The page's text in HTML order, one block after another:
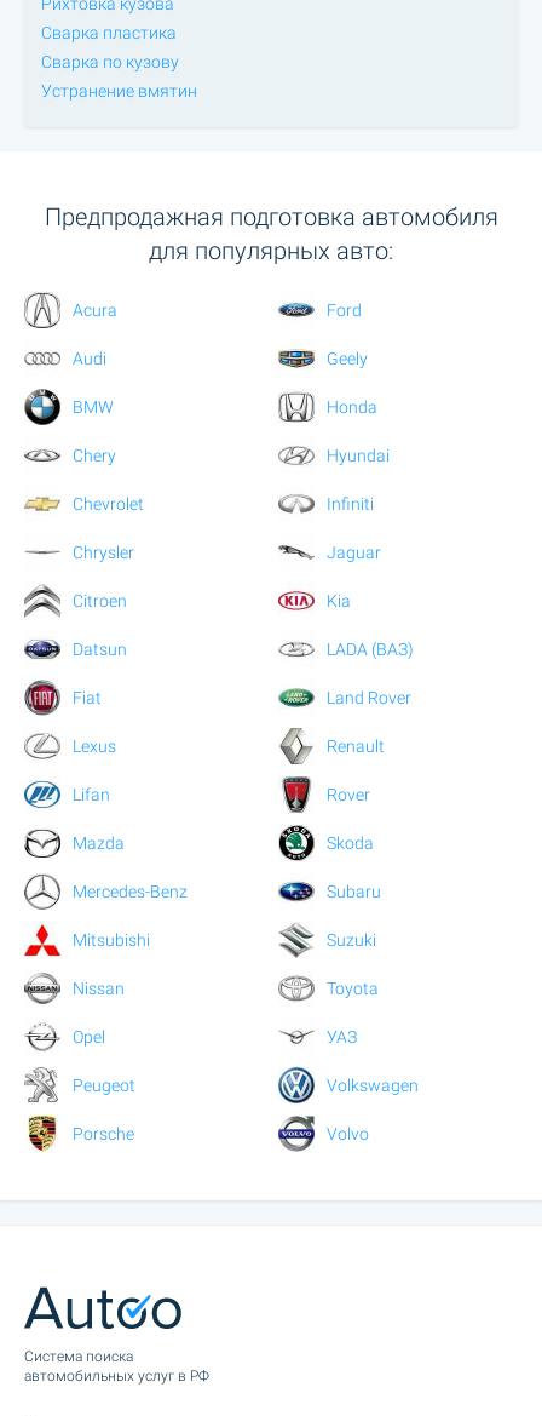
Сварка пластика
Сварка по кузову
Устранение вмятин
Предпродажная подготовка автомобиля
для популярных авто:
Acura
Audi
BMW
Chery
Chevrolet
Chrysler
Citroen
Datsun
Fiat
Ford
Geely
Honda
Hyundai
Infiniti
Jaguar
Kia
LADA (ВАЗ)
Land Rover
Lexus
Lifan
Mazda
Mercedes-Benz
Mitsubishi
Nissan
Opel
Peugeot
Porsche
Renault
Rover
Skoda
Subaru
Suzuki
Toyota
УАЗ
Volkswagen
Volvo
Cистема поиска
автомобильных услуг в РФ